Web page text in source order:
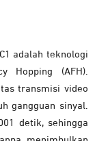
adalah teknologi
Hopping (AFH).
transmisi video
gangguan sinyal.
detik, sehingga